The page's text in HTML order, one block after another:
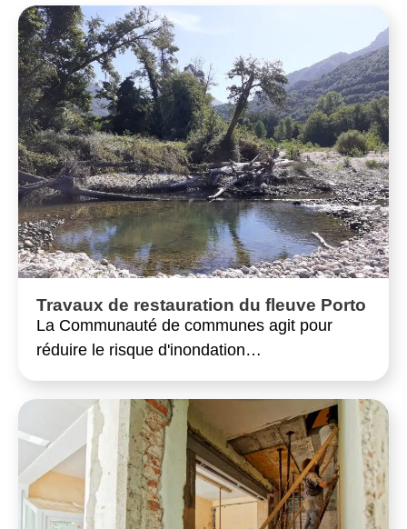
Travaux de restauration du fleuve Porto
La Communauté de communes agit pour
réduire le risque d'inondation…